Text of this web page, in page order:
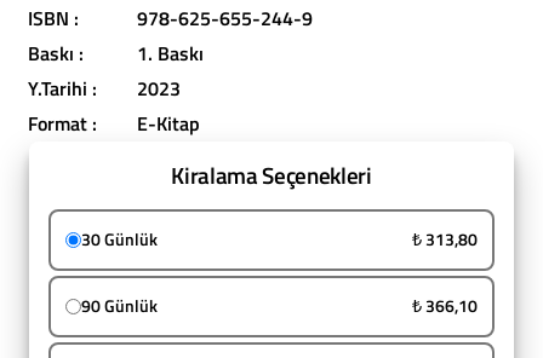
ISBN :
978-625-655-244-9
Baskı :
1. Baskı
Y.Tarihi :
2023
Format :
E-Kitap
Kiralama Seçenekleri
30 Günlük ₺ 313,80
90 Günlük ₺ 366,10